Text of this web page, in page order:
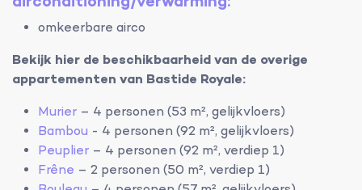
omkeerbare airco
Bekijk hier de beschikbaarheid van de overige
appartementen van Bastide Royale:
Murier – 4 personen (53 m², gelijkvloers)
Bambou - 4 personen (92 m², gelijkvloers)
Peuplier – 4 personen (92 m², verdiep 1)
Frêne – 2 personen (50 m², verdiep 1)